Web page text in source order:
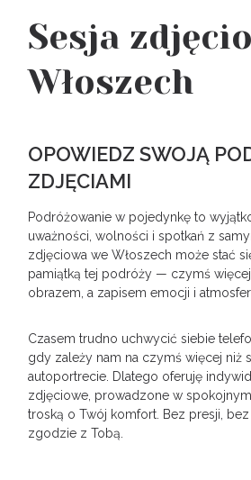
Sesja
Włoszech
OPOWIEDZ SWOJĄ
ZDJĘCIAMI
Podróżowanie w pojedynkę to
uważności, wolności i spotkań z
zdjęciowa we Włoszech może stać
pamiątką tej podróży — czymś
obrazem, a zapisem emocji i
Czasem trudno uchwycić siebie
gdy zależy nam na czymś więcej niż
autoportrecie. Dlatego oferuję
zdjęciowe, prowadzone w
troską o Twój komfort. Bez presji,
zgodzie z Tobą.